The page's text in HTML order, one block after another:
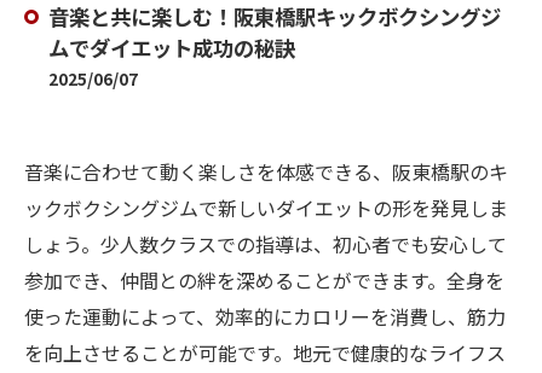
音楽と共に楽しむ！阪東橋駅キックボクシングジ
ムでダイエット成功の秘訣
2025/06/07
音楽に合わせて動く楽しさを体感できる、阪東橋駅のキ
ックボクシングジムで新しいダイエットの形を発見しま
しょう。少人数クラスでの指導は、初心者でも安心して
参加でき、仲間との絆を深めることができます。全身を
使った運動によって、効率的にカロリーを消費し、筋力
を向上させることが可能です。地元で健康的なライフス